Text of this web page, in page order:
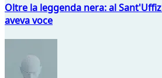
Oltre la leggenda nera: al
aveva voce